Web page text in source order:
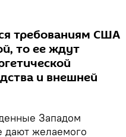
требованиям США
то ее ждут
и внешней
Западом
дают желаемого